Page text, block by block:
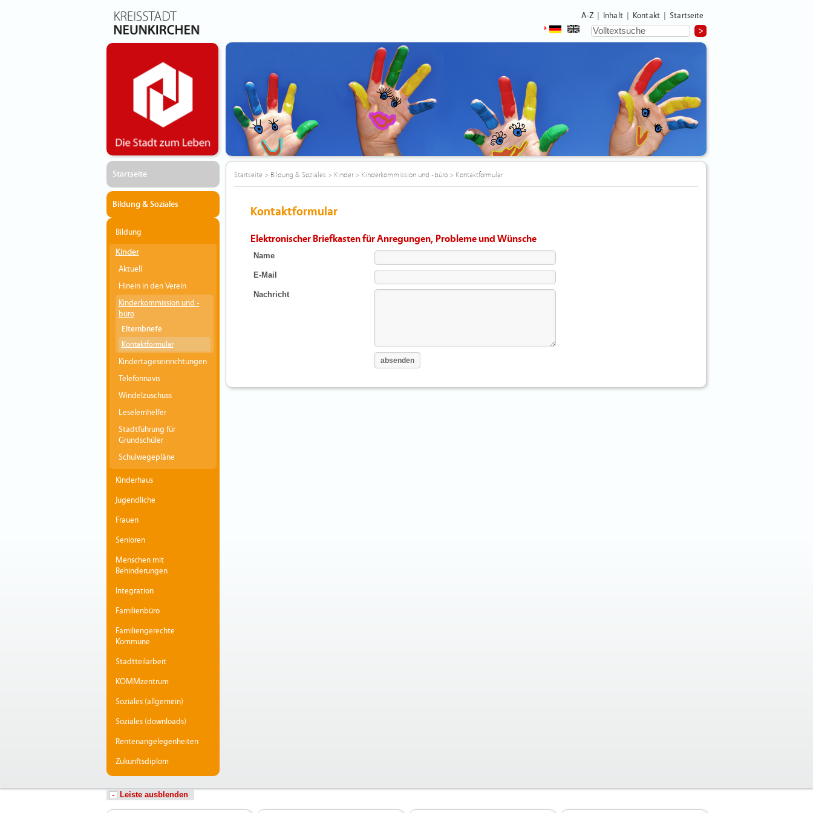
A-Z Inhalt Kontakt Startseite
Startseite
Bildung & Soziales
Bildung
Kinder
Aktuell
Hinein in den Verein
Kinderkommission und -
büro
Elternbriefe
Kontaktformular
Kindertageseinrichtungen
Telefonnavis
Windelzuschuss
Leselernhelfer
Stadtführung für
Grundschüler
Schulwegepläne
Kinderhaus
Jugendliche
Frauen
Senioren
Menschen mit
Behinderungen
Integration
Familienbüro
Familiengerechte
Kommune
Stadtteilarbeit
KOMMzentrum
Soziales (allgemein)
Soziales (downloads)
Rentenangelegenheiten
Zukunftsdiplom
Startseite> Bildung & Soziales > Kinder> Kinderkommission und -büro> Kontaktformular
Kontaktformular
Elektronischer Briefkasten für Anregungen, Probleme und Wünsche
Name
E-Mail
Nachricht
Leiste ausblenden